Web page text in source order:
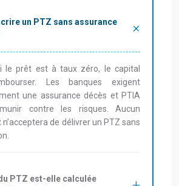
un PTZ sans assurance
le prêt est à taux zéro, le capital
Les banques exigent
une assurance décès et PTIA
contre les risques. Aucun
de délivrer un PTZ sans
PTZ est-elle calculée